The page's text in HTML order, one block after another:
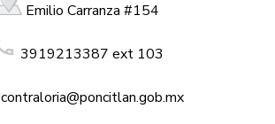
Emilio Carranza #154
3919213387 ext 103
contraloria@poncitlan.gob.mx